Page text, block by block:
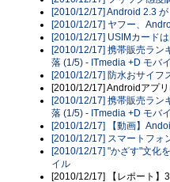
[2010/12/17] Android 2.3
[2010/12/17] ヤフー、
[2010/12/17] USIMカード
[2010/12/17] 携帯販売ラ
落 (1/5) - ITmedia +D モバ
[2010/12/17] 防水おサイ
[2010/12/17] Androidアプ
[2010/12/17] 携帯販売ラ
落 (1/5) - ITmedia +D モバ
[2010/12/17] 【動画】
[2010/12/17] スマートフ
[2010/12/17] "かざす"文化
イル
[2010/12/17] 【レポート】